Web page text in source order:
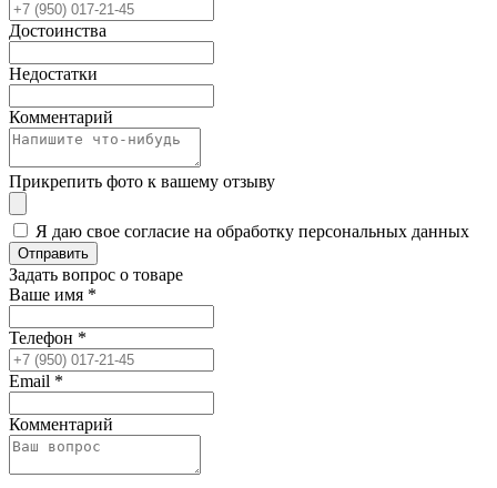
Достоинства
Недостатки
Комментарий
Прикрепить фото к вашему отзыву
Я даю свое согласие на обработку персональных данных
Отправить
Задать вопрос о товаре
Ваше имя *
Телефон *
Email *
Комментарий